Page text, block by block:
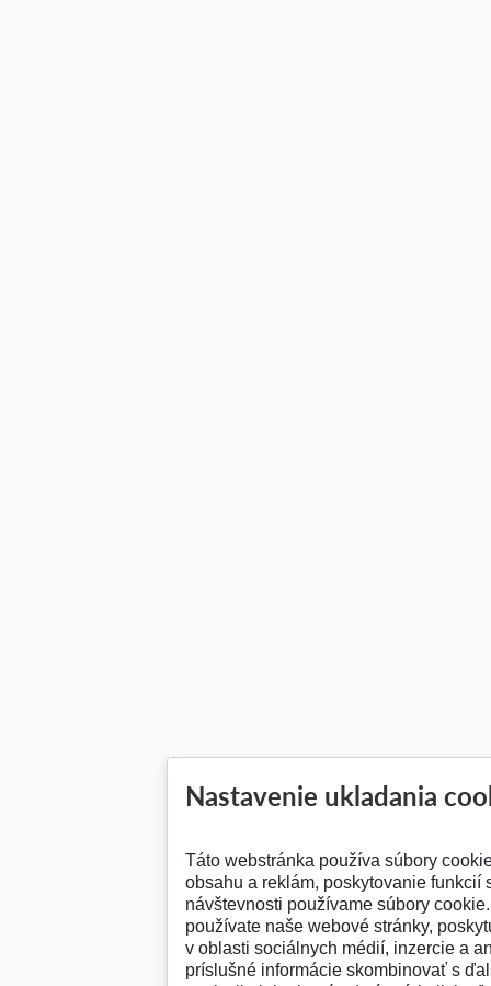
Nastavenie ukladania
Táto webstránka používa súbory
obsahu a reklám, poskytovanie funkcií
návštevnosti používame súbory
používate naše webové stránky,
v oblasti sociálnych médií, inzercie a
príslušné informácie skombinovať s